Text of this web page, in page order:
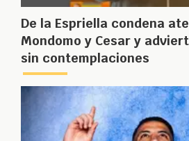
De la Espriella condena
Mondomo y Cesar y
sin contemplaciones